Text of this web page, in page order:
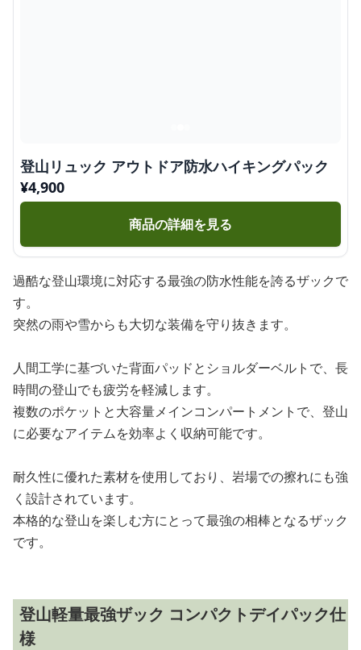
登山リュック アウトドア防水ハイキングパック
¥4,900
商品の詳細を見る
過酷な登山環境に対応する最強の防水性能を誇るザックで
す。
突然の雨や雪からも大切な装備を守り抜きます。
人間工学に基づいた背面パッドとショルダーベルトで、長
時間の登山でも疲労を軽減します。
複数のポケットと大容量メインコンパートメントで、登山
に必要なアイテムを効率よく収納可能です。
耐久性に優れた素材を使用しており、岩場での擦れにも強
く設計されています。
本格的な登山を楽しむ方にとって最強の相棒となるザック
です。
登山軽量最強ザック コンパクトデイパック仕
様